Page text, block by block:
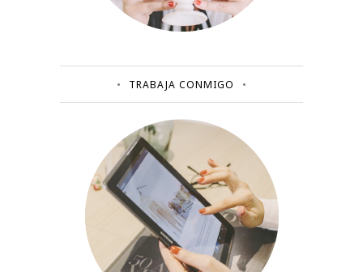
TRABAJA CONMIGO